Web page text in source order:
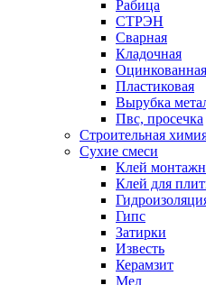
Рабица
СТРЭН
Сварная
Кладочная
Оцинкованная
Пластиковая
Вырубка
Пвс, просечка
Строительная
Сухие смеси
Клей
Клей для
Гипс
Затирки
Известь
Керамзит
Мел